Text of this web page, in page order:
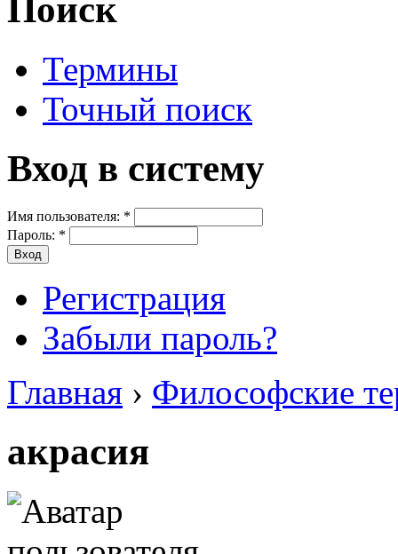
Поиск
Термины
Точный поиск
Вход в систему
Имя пользователя: *
Пароль: *
Регистрация
Забыли пароль?
Главная › Философские
акрасия